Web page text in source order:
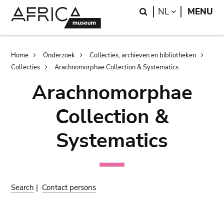
Search
NL LANGUAGE
MENU
Breadcrumb
Home Onderzoek
Collecties, archieven en bibliotheken
Collecties
Arachnomorphae Collection & Systematics
Arachnomorphae
Collection &
Systematics
Search | Contact persons